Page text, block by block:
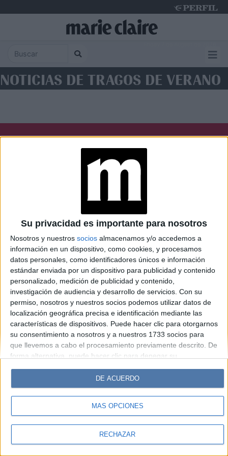
Su privacidad es importante para nosotros
Nosotros y nuestros socios almacenamos y/o accedemos a
información en un dispositivo, como cookies, y procesamos
datos personales, como identificadores únicos e información
estándar enviada por un dispositivo para publicidad y contenido
personalizado, medición de publicidad y contenido,
investigación de audiencia y desarrollo de servicios. Con su
permiso, nosotros y nuestros socios podemos utilizar datos de
localización geográfica precisa e identificación mediante las
características de dispositivos. Puede hacer clic para otorgarnos
su consentimiento a nosotros y a nuestros 1733 socios para
que llevemos a cabo el procesamiento previamente descrito. De
forma alternativa, puede hacer clic para denegar su
cambiar sus preferencias antes de otorgar su consentimiento.
Tenga en cuenta que algún procesamiento de sus datos
personales puede no requerir de su consentimiento, pero usted
tiene el derecho de rechazar tal procesamiento. Sus
sus preferencias o retirar su consentimiento en cualquier
MÁS OPCIONES
RECHAZAR
DE ACUERDO
NOTICIAS DE TRAGOS DE VERANO
Caras Noticias
Weekend Parabrisas
Look
Luz Mía Lunateen Break BATimes
© Perfil.com 2006-2019 - Todos los derechos reservados
Registro de Propiedad Intelectual: Nro. 5346433